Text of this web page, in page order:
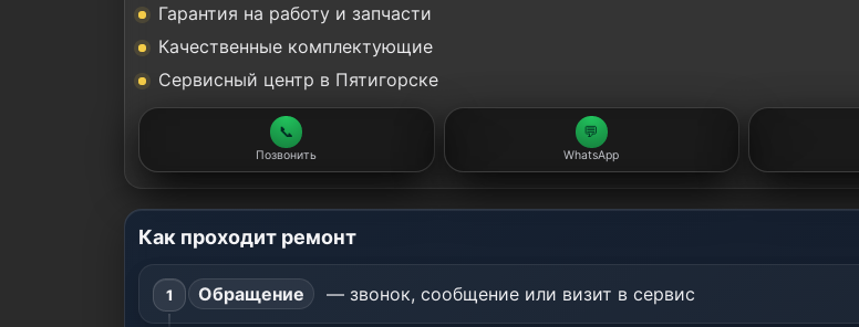
Гарантия на работу и запчасти
Качественные комплектующие
Сервисный центр в Пятигорске
📞
Позвонить
💬
WhatsApp
Как проходит ремонт
Обращение — звонок, сообщение или визит в сервис